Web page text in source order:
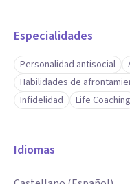
Especialidades
Personalidad antisocial
Habilidades de
Infidelidad
Life Coaching
Idiomas